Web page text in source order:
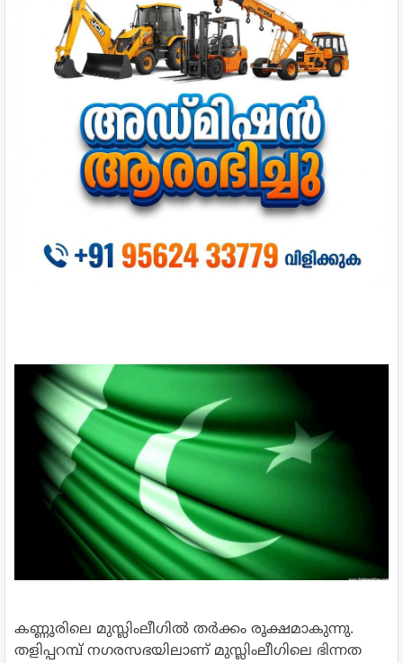
കണ്ണൂരിലെ മുസ്ലിംലീഗില്‍ തര്‍ക്കം രൂക്ഷമാകുന്നു.
തളിപ്പറമ്പ് നഗരസഭയിലാണ് മുസ്ലിംലീഗിലെ ഭിന്നത